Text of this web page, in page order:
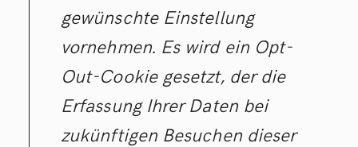
gewünschte Einstellung
vornehmen. Es wird ein Opt-
Out-Cookie gesetzt, der die
Erfassung Ihrer Daten bei
zukünftigen Besuchen dieser